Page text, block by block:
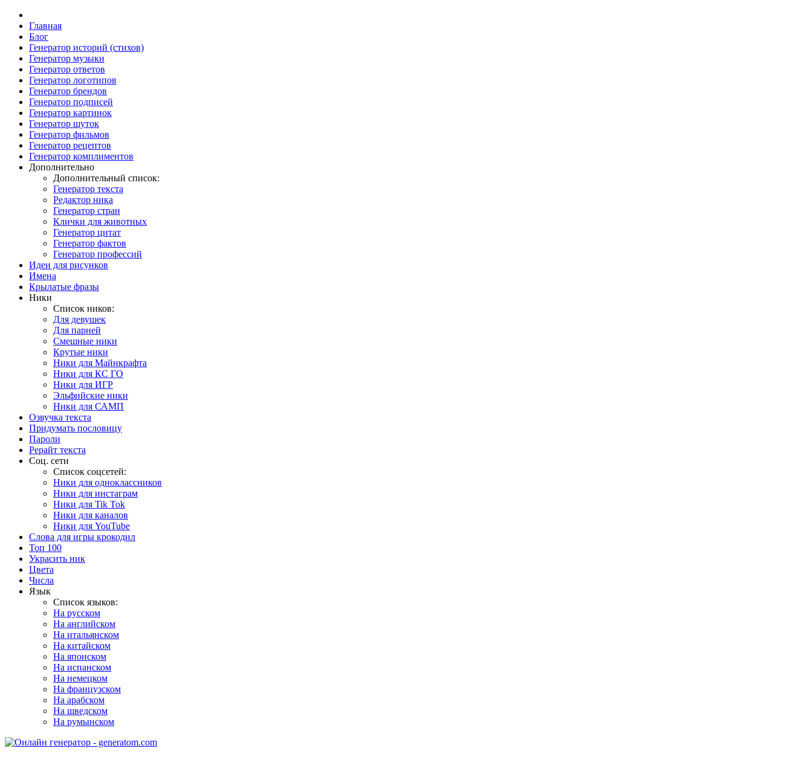
Главная
Блог
Генератор историй (стихов)
Генератор музыки
Генератор ответов
Генератор логотипов
Генератор брендов
Генератор подписей
Генератор картинок
Генератор шуток
Генератор фильмов
Генератор рецептов
Генератор комплиментов
Дополнительно
Дополнительный список:
Генератор текста
Редактор ника
Генератор стран
Клички для животных
Генератор цитат
Генератор фактов
Генератор профессий
Идеи для рисунков
Имена
Крылатые фразы
Ники
Список ников:
Для девушек
Для парней
Смешные ники
Крутые ники
Ники для Майнкрафта
Ники для КС ГО
Ники для ИГР
Эльфийские ники
Ники для САМП
Озвучка текста
Придумать пословицу
Пароли
Рерайт текста
Соц. сети
Список соцсетей:
Ники для одноклассников
Ники для инстаграм
Ники для Tik Tok
Ники для каналов
Ники для YouTube
Слова для игры крокодил
Топ 100
Украсить ник
Цвета
Числа
Язык
Список языков:
На русском
На английском
На итальянском
На китайском
На японском
На испанском
На немецком
На французском
На арабском
На шведском
На румынском